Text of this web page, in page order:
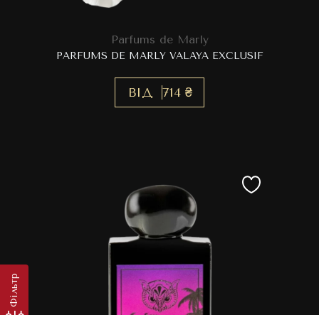
Фільтр
Parfums de Marly
PARFUMS DE MARLY VALAYA EXCLUSIF
ВІД 714 ₴